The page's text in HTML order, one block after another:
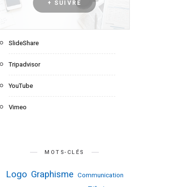
+ SUIVRE
SlideShare
Tripadvisor
YouTube
Vimeo
MOTS-CLÉS
Logo Graphisme Communication